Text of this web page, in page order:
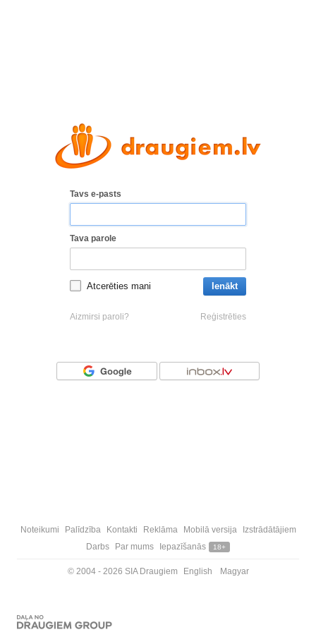
Tavs e-pasts
Tava parole
Atcerēties mani Ienākt
Aizmirsi paroli? Reģistrēties
Noteikumi Palīdzība Kontakti Reklāma Mobilā versija
Izstrādātājiem
Darbs
Par mums Iepazīšanās 18+
© 2004 - 2026 SIA Draugiem English Magyar